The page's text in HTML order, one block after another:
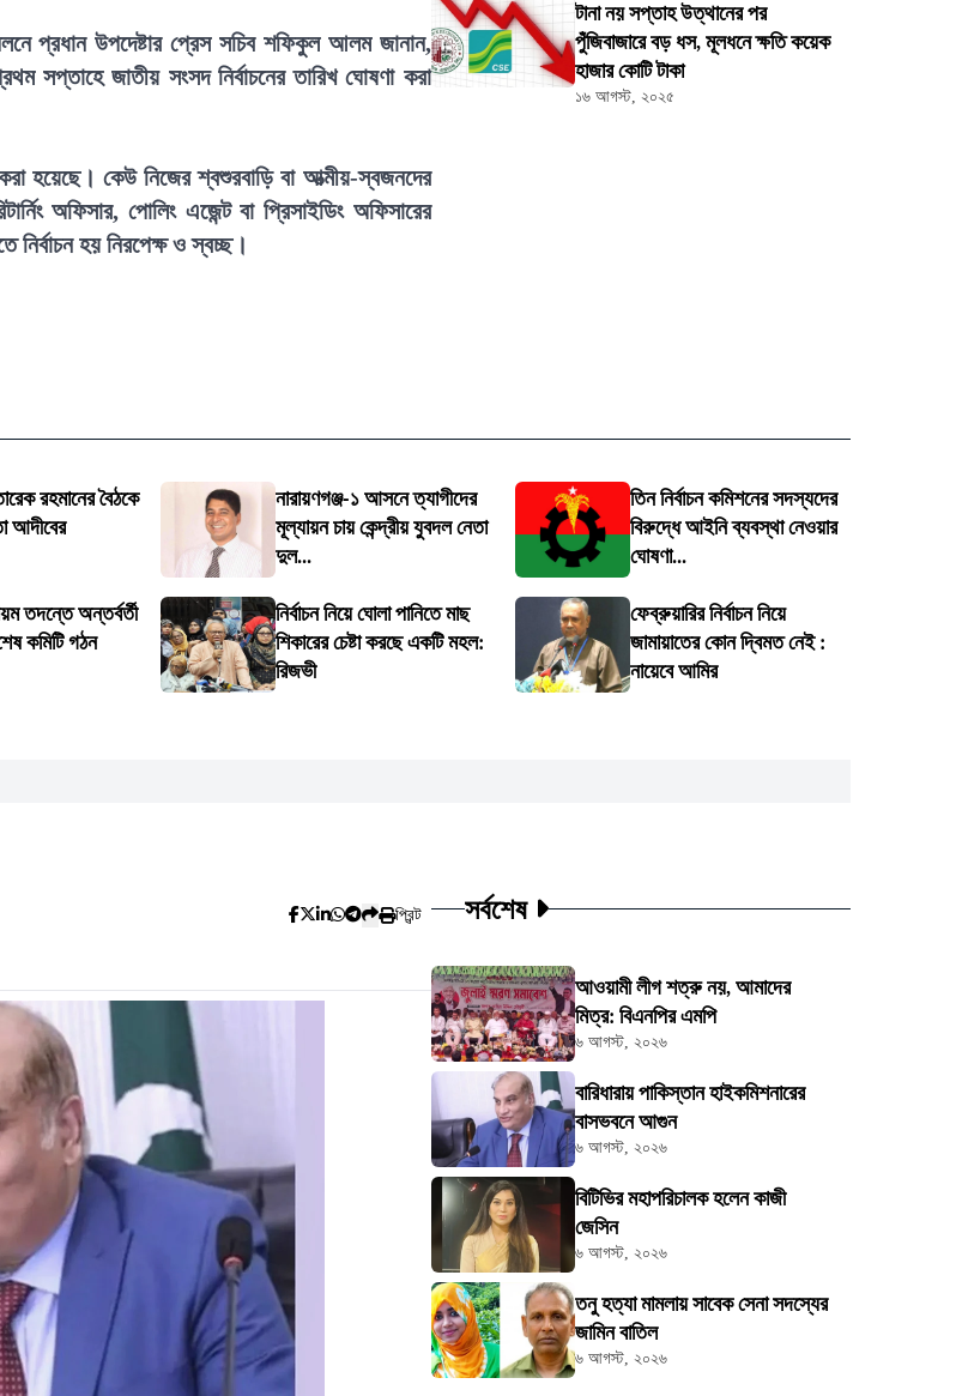
প্রধান উপদেষ্টার প্রেস সচিব শফিকুল আলম জানান,
সপ্তাহে জাতীয় সংসদ নির্বাচনের তারিখ ঘোষণা করা
হয়েছে। কেউ নিজের শ্বশুরবাড়ি বা আত্মীয়-স্বজনদের
অফিসার, পোলিং এজেন্ট বা প্রিসাইডিং অফিসারের
নির্বাচন হয় নিরপেক্ষ ও স্বচ্ছ।
টানা নয় সপ্তাহ উত্থানের পর
পুঁজিবাজারে বড় ধস, মূলধনে ক্ষতি কয়েক
হাজার কোটি টাকা
১৬ আগস্ট, ২০২৫
রহমানের বৈঠকে
আদীবের
নারায়ণগঞ্জ-১ আসনে ত্যাগীদের
মূল্যায়ন চায় কেন্দ্রীয় যুবদল নেতা
দুল...
তিন নির্বাচন কমিশনের সদস্যদের
বিরুদ্ধে আইনি ব্যবস্থা নেওয়ার
ঘোষণা...
তদন্তে অন্তর্বর্তী
কমিটি গঠন
নির্বাচন নিয়ে ঘোলা পানিতে মাছ
শিকারের চেষ্টা করছে একটি মহল:
রিজভী
ফেব্রুয়ারির নির্বাচন নিয়ে
জামায়াতের কোন দ্বিমত নেই :
নায়েবে আমির
প্রিন্ট সর্বশেষ
আওয়ামী লীগ শত্রু নয়, আমাদের
মিত্র: বিএনপির এমপি
৬ আগস্ট, ২০২৬
বারিধারায় পাকিস্তান হাইকমিশনারের
বাসভবনে আগুন
৬ আগস্ট, ২০২৬
বিটিভির মহাপরিচালক হলেন কাজী
জেসিন
৬ আগস্ট, ২০২৬
তনু হত্যা মামলায় সাবেক সেনা সদস্যের
জামিন বাতিল
৬ আগস্ট, ২০২৬